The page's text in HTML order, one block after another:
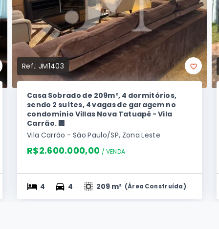
Ref.:JM1403
Casa Sobrado de 209m², 4 dormitórios,
sendo 2 suítes, 4 vagas de garagem no
condomínio Villas Nova Tatuapé - Vila
Carrão. 🏢
Vila Carrão - São Paulo/SP, Zona Leste
R$2.600.000,00 / VENDA
4 4 209 m² (Área Construída)